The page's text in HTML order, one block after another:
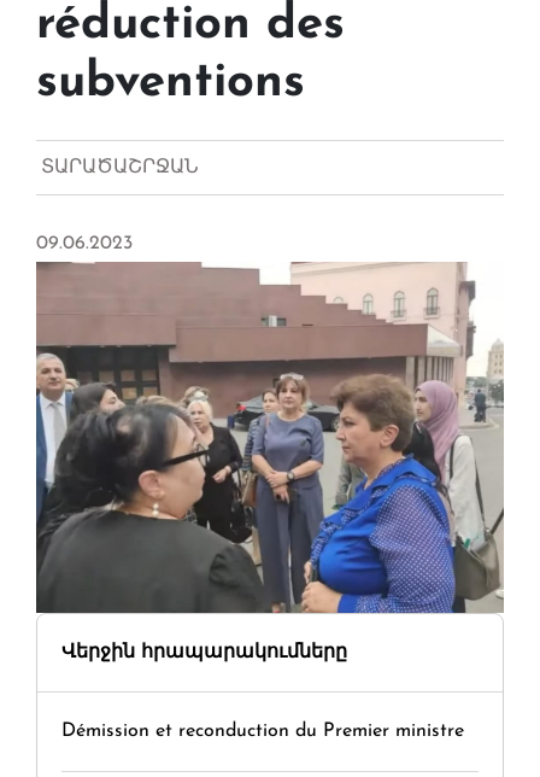
réduction des
subventions
ՏԱՐԱԾԱՇՐՋԱՆ
09.06.2023
Վերջին հրապարակումները
Démission et reconduction du Premier ministre